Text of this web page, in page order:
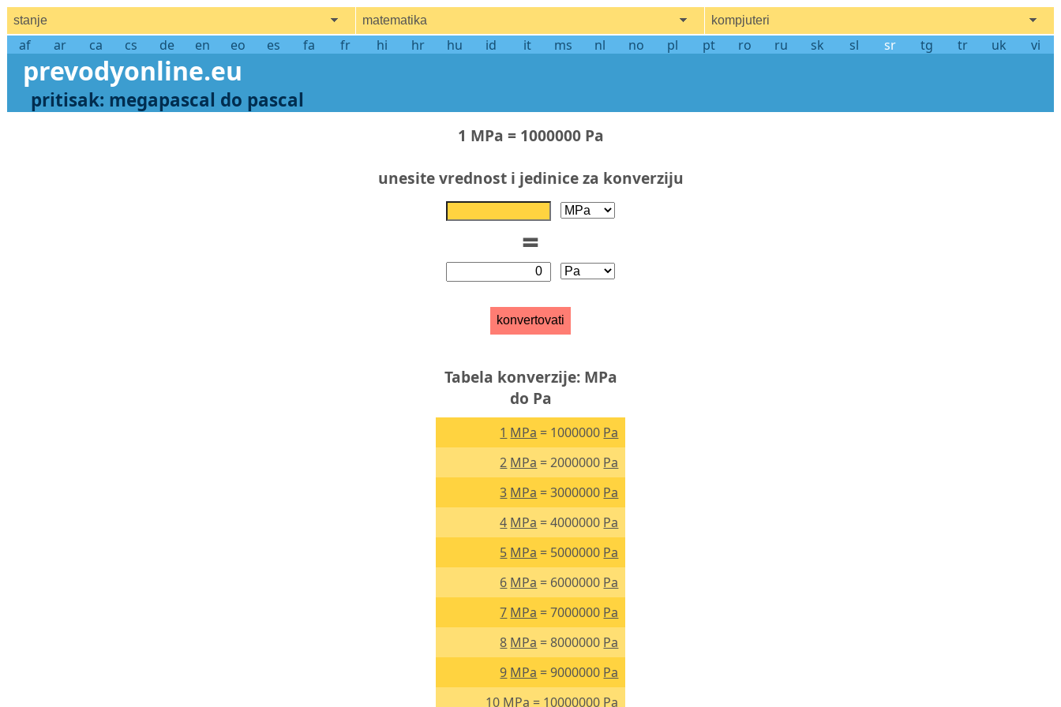
stanje matematika kompjuteri
af ar ca cs de en eo es fa fr hi hr hu id it ms nl no pl pt ro ru sk sl sr tg tr uk vi
prevodyonline.eu
pritisak: megapascal do pascal
1 MPa = 1000000 Pa
unesite vrednost i jedinice za konverziju
=
konvertovati
Tabela konverzije: MPa
do Pa
1 MPa = 1000000 Pa
2 MPa = 2000000 Pa
3 MPa = 3000000 Pa
4 MPa = 4000000 Pa
5 MPa = 5000000 Pa
6 MPa = 6000000 Pa
7 MPa = 7000000 Pa
8 MPa = 8000000 Pa
9 MPa = 9000000 Pa
10 MPa = 10000000 Pa